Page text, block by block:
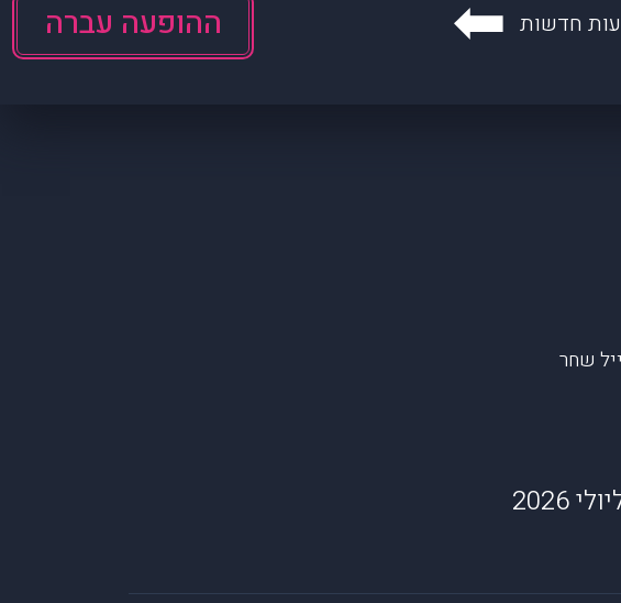
חדשות ההופעה עברה
שחר